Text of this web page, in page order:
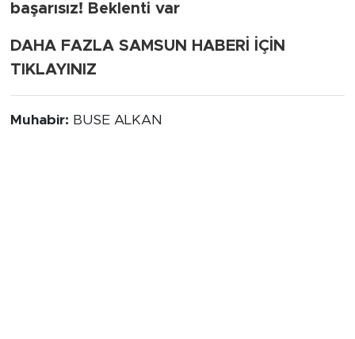
başarısız! Beklenti var
DAHA FAZLA SAMSUN HABERİ İÇİN
TIKLAYINIZ
Muhabir: BUSE ALKAN